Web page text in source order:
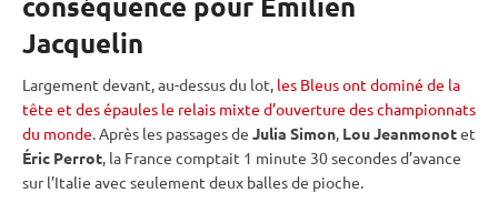
Jacquelin
Largement devant, au-dessus du lot, les Bleus ont dominé de la
tête et des épaules le relais mixte d’ouverture des championnats
du monde. Après les passages de Julia Simon, Lou Jeanmonotet
Éric Perrot, la France comptait 1 minute 30 secondes d’avance
sur l’Italie avec seulement deux balles de pioche.